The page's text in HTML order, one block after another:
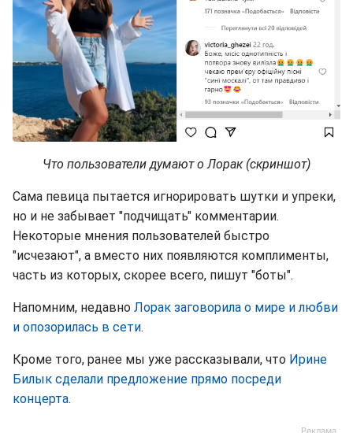
Что пользователи думают о Лорак (скриншот)
Сама певица пытается игнорировать шутки и упреки,
но и не забывает "подчищать" комментарии.
Некоторые мнения пользователей быстро
"исчезают", а вместо них появляются комплименты,
часть из которых, скорее всего, пишут "боты".
Напомним, недавно Лорак заговорила о мире и любви
и опозорилась в сети.
Кроме того, ранее мы уже рассказывали, что Ирине
Билык сделали предложение прямо посреди
концерта.